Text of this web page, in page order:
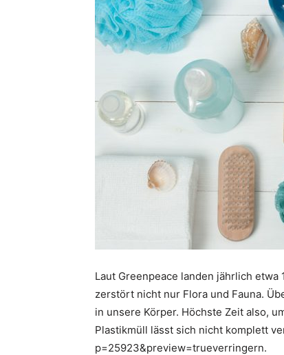
Laut Greenpeace landen jährlich
zerstört nicht nur Flora und Fauna.
in unsere Körper. Höchste Zeit also,
Plastikmüll lässt sich nicht komplett
p=25923&preview=trueverringern.